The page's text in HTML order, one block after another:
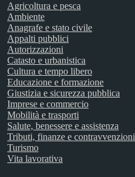
Agricoltura e pesca
Ambiente
Anagrafe e stato civile
Appalti pubblici
Autorizzazioni
Catasto e urbanistica
Cultura e tempo libero
Educazione e formazione
Giustizia e sicurezza pubblica
Imprese e commercio
Mobilità e trasporti
Salute, benessere e assistenza
Tributi, finanze e contravvenzioni
Turismo
Vita lavorativa